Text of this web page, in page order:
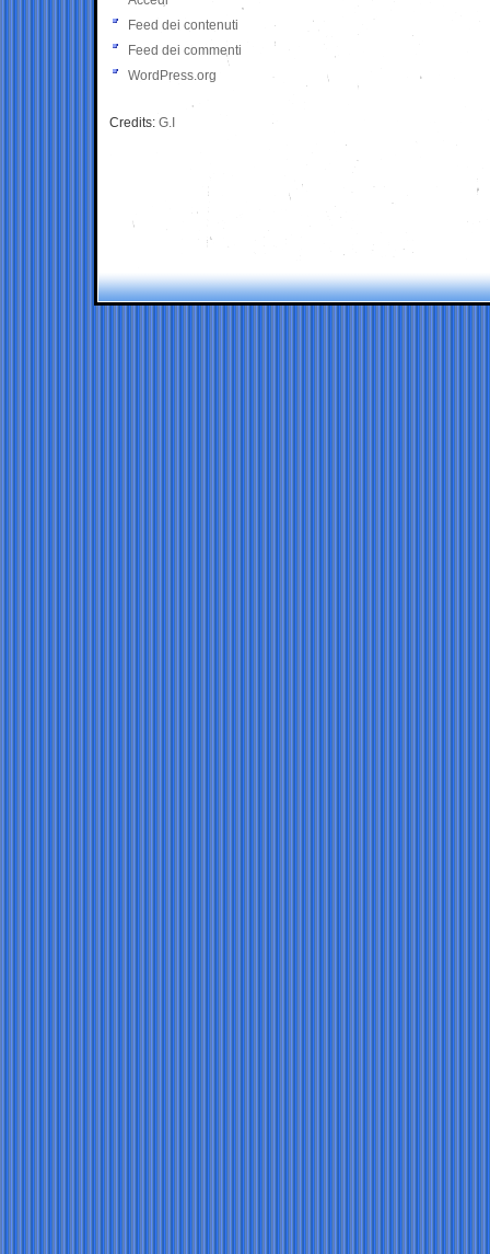
Feed dei contenuti
Feed dei commenti
WordPress.org
Credits: G.I